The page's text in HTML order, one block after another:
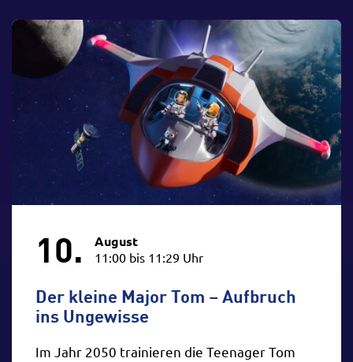
10. August
11:00 bis 11:29 Uhr
Der kleine Major Tom – Aufbruch
ins Ungewisse
Im Jahr 2050 trainieren die Teenager Tom